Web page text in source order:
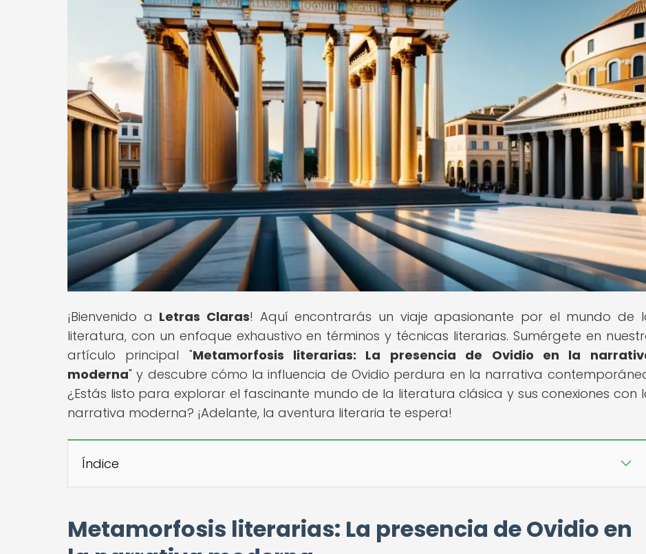
¡Bienvenido a Letras Claras! Aquí encontrarás un viaje apasionante por el mundo de
literatura, con un enfoque exhaustivo en términos y técnicas literarias. Sumérgete en
artículo principal "Metamorfosis literarias: La presencia de Ovidio en la
moderna" y descubre cómo la influencia de Ovidio perdura en la narrativa
¿Estás listo para explorar el fascinante mundo de la literatura clásica y sus conexiones con
narrativa moderna? ¡Adelante, la aventura literaria te espera!
Índice
Metamorfosis literarias: La presencia de Ovidio en